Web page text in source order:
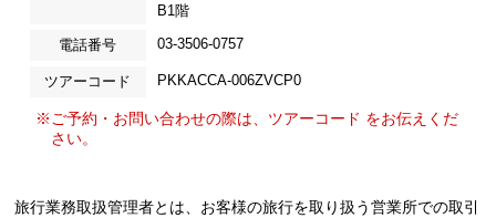
B1階
電話番号 03-3506-0757
ツアーコード PKKACCA-006ZVCP0
※ご予約・お問い合わせの際は、ツアーコード をお伝えくだ
さい。
旅行業務取扱管理者とは、お客様の旅行を取り扱う営業所での取引